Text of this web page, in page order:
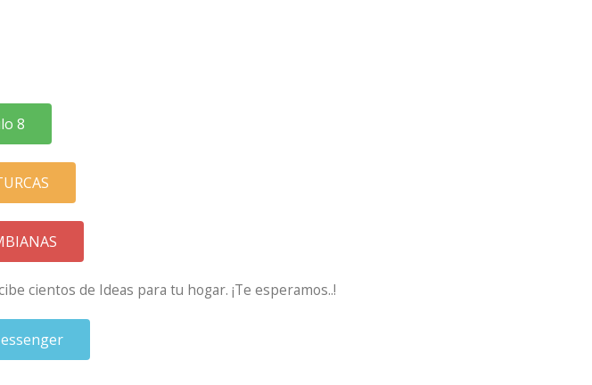
8
cientos de Ideas para tu hogar. ¡Te esperamos..!